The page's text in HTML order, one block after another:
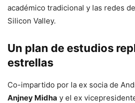
académico tradicional y las redes
Silicon Valley.
Un plan de estudios
estrellas
Co-impartido por la ex socia de
Anjney Midha y el ex